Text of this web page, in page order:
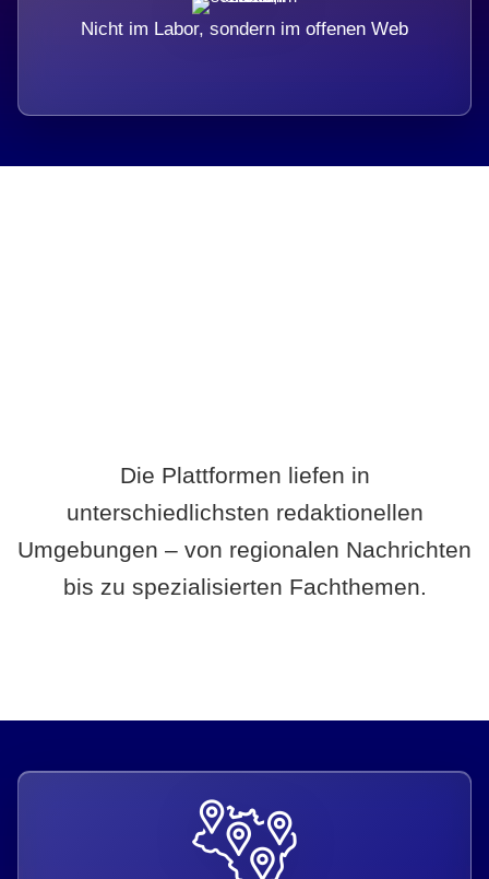
Nicht im Labor, sondern im offenen Web
Die Plattformen liefen in
unterschiedlichsten redaktionellen
Umgebungen – von regionalen Nachrichten
bis zu spezialisierten Fachthemen.